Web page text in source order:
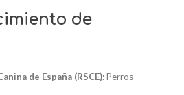
de
de España (RSCE):Perros